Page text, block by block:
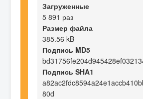
Загруженные
5 891 раз
Размер файла
385.56 kB
Подпись MD5
Подпись SHA1
80d